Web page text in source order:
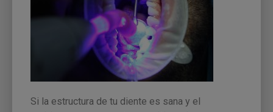
Si la estructura de tu diente es sana y el